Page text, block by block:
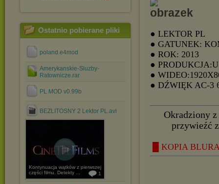
Ostatnio pobierane pliki
poland.e4mod
Amerykanskie-Sluzby-
Ratownicze.rar
PL MOD v0.99b
BEZLITOSNY 2 Lektor PL.avi
Kontynuacja wątków z pierwszej
części filmu. Detekty ...
1
● LEKTOR PL
● GATUNEK:
● ROK: 2013
●
●
● DŹWIĘK AC-3
Okradziony
przywieźć
█ KOPIA